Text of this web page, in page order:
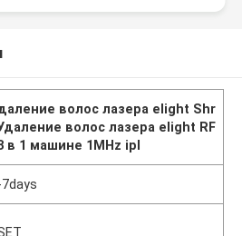
волос лазера elight Shr
волос лазера elight RF
в 1 машине 1MHz ipl